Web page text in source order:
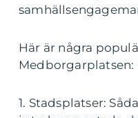
Här är några
Medborgarplatsen:
1. Stadsplatser: